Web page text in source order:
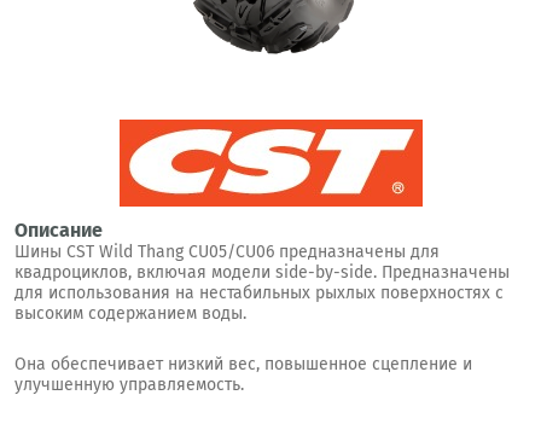
Описание
Шины CST Wild Thang CU05/CU06 предназначены для
квадроциклов, включая модели side-by-side. Предназначены
для использования на нестабильных рыхлых поверхностях с
высоким содержанием воды.
Она обеспечивает низкий вес, повышенное сцепление и
улучшенную управляемость.